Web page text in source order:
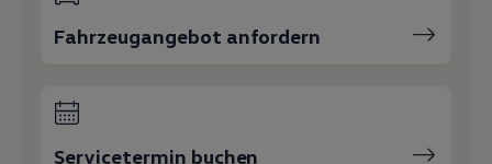
Fahrzeugangebot anfordern
Servicetermin buchen